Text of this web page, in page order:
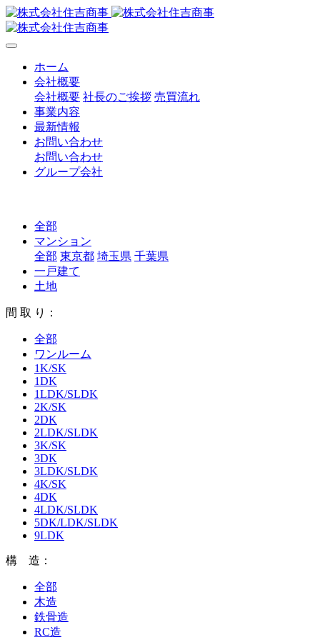
ホーム
会社概要
会社概要 社長のご挨拶 売買流れ
事業内容
最新情報
お問い合わせ
お問い合わせ
グループ会社
全部
マンション
全部 東京都 埼玉県 千葉県
一戸建て
土地
間 取 り：
全部
ワンルーム
1K/SK
1DK
1LDK/SLDK
2K/SK
2DK
2LDK/SLDK
3K/SK
3DK
3LDK/SLDK
4K/SK
4DK
4LDK/SLDK
5DK/LDK/SLDK
9LDK
構 造：
全部
木造
鉄骨造
RC造